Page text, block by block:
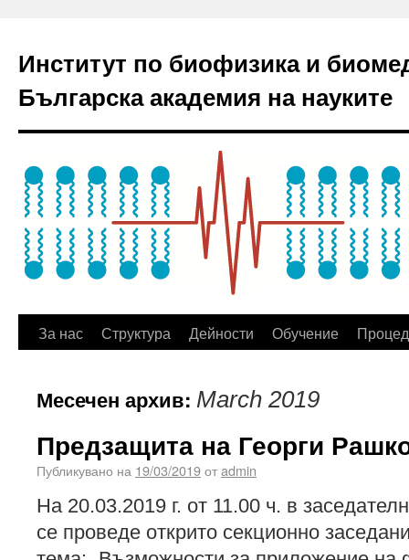
Институт по биофизика и
Българска академия на науките
За нас Структура Дейности Обучение
Месечен архив: March 2019
Предзащита на Георги
Публикувано на 19/03/2019отadmin
На 20.03.2019 г. от 11.00 ч. в
се проведе открито секционно